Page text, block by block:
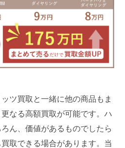
ツ買取と一緒に他の商品もま
なる高額買取が可能です。ハ
ん、価値があるものでしたら
取できる場合があります。当